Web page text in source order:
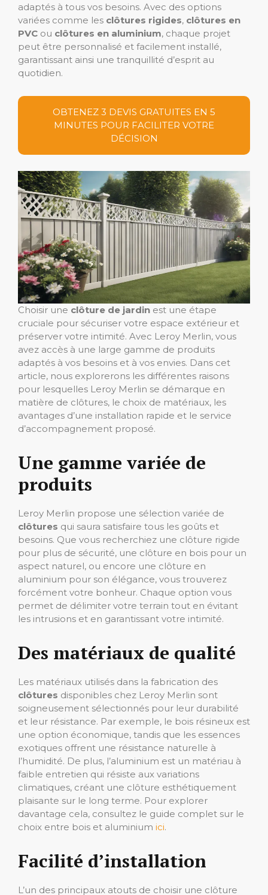
adaptés à tous vos besoins. Avec des options
variées comme les clôtures rigides, clôtures en
PVC ou clôtures en aluminium, chaque projet
peut être personnalisé et facilement installé,
garantissant ainsi une tranquillité d’esprit au
quotidien.
OBTENEZ 3 DEVIS GRATUITES EN 5
MINUTES POUR FACILITER VOTRE
DÉCISION
Choisir une clôture de jardin est une étape
cruciale pour sécuriser votre espace extérieur et
préserver votre intimité. Avec Leroy Merlin, vous
avez accès à une large gamme de produits
adaptés à vos besoins et à vos envies. Dans cet
article, nous explorerons les différentes raisons
pour lesquelles Leroy Merlin se démarque en
matière de clôtures, le choix de matériaux, les
avantages d’une installation rapide et le service
d’accompagnement proposé.
Une gamme variée de
produits
Leroy Merlin propose une sélection variée de
clôtures qui saura satisfaire tous les goûts et
besoins. Que vous recherchiez une clôture rigide
pour plus de sécurité, une clôture en bois pour un
aspect naturel, ou encore une clôture en
aluminium pour son élégance, vous trouverez
forcément votre bonheur. Chaque option vous
permet de délimiter votre terrain tout en évitant
les intrusions et en garantissant votre intimité.
Des matériaux de qualité
Les matériaux utilisés dans la fabrication des
clôtures disponibles chez Leroy Merlin sont
soigneusement sélectionnés pour leur durabilité
et leur résistance. Par exemple, le bois résineux est
une option économique, tandis que les essences
exotiques offrent une résistance naturelle à
l’humidité. De plus, l’aluminium est un matériau à
faible entretien qui résiste aux variations
climatiques, créant une clôture esthétiquement
plaisante sur le long terme. Pour explorer
davantage cela, consultez le guide complet sur le
choix entre bois et aluminium ici.
Facilité d’installation
L’un des principaux atouts de choisir une clôture